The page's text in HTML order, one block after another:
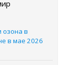
озона в
в мае 2026